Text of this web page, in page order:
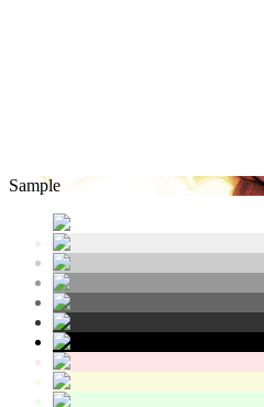
Sample